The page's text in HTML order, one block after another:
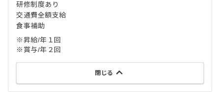
研修制度あり
交通費全額支給
食事補助
※昇給/年１回
※賞与/年２回
閉じる